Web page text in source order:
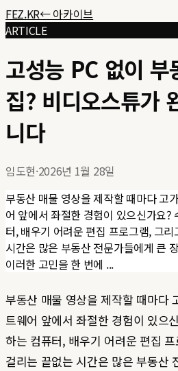
FEZ.KR← 아카이브
ARTICLE
고성능 PC 없이 부
집? 비디오스튜가
니다
임도현·2026년 1월 28일
부동산 매물 영상을 제작할 때마다 고
어 앞에서 좌절한 경험이 있으신가요?
터, 배우기 어려운 편집 프로그램, 그
시간은 많은 부동산 전문가들에게 큰
이러한 고민을 한 번에 ...
부동산 매물 영상을 제작할 때마다
트웨어 앞에서 좌절한 경험이 있으
하는 컴퓨터, 배우기 어려운 편집
걸리는 끝없는 시간은 많은 부동산